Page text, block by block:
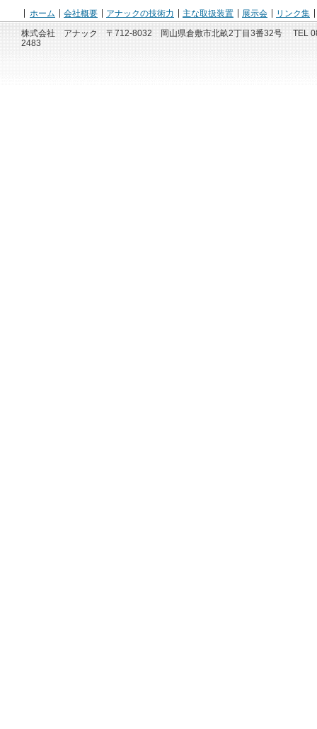
ホーム 会社概要 アナックの技術力 主な取扱装置 展示会
リンク集
株式会社 アナック 〒712-8032 岡山県倉敷市北畝2丁目3番32号 TEL
2483